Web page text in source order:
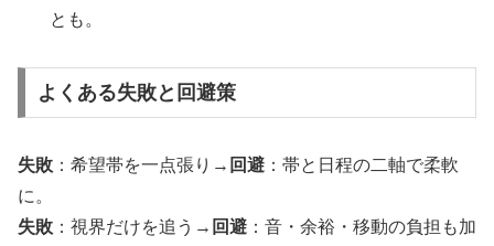
とも。
よくある失敗と回避策
失敗 ：希望帯を一点張り→ 回避 ：帯と日程の二軸で柔軟
に。
失敗 ：視界だけを追う→ 回避 ：音・余裕・移動の負担も加